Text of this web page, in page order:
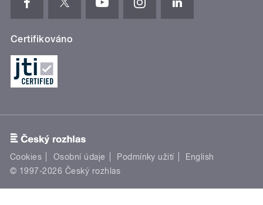
Certifikováno
Cookies Osobní údaje Podmínky užití
English
© 1997-2026 Český rozhlas